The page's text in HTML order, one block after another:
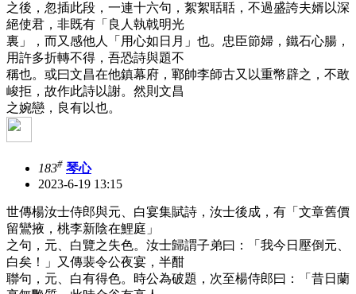
之後，忽插此段，一連十六句，絮絮聒聒，不過盛誇夫婿以深
絕使君，非既有「良人執戟明光
裏」，而又感他人「用心如日月」也。忠臣節婦，鐵石心腸，
用許多折轉不得，吾恐詩與題不
稱也。或曰文昌在他鎮幕府，鄆帥李師古又以重幣辟之，不敢
峻拒，故作此詩以謝。然則文昌
之婉戀，良有以也。
183# 琴心
2023-6-19 13:15
世傳楊汝士侍郎與元、白宴集賦詩，汝士後成，有「文章舊價
留鸞掖，桃李新陰在鯉庭」
之句，元、白覽之失色。汝士歸謂子弟曰：「我今日壓倒元、
白矣！」又傳裴令公夜宴，半酣
聯句，元、白有得色。時公為破題，次至楊侍郎曰：「昔日蘭